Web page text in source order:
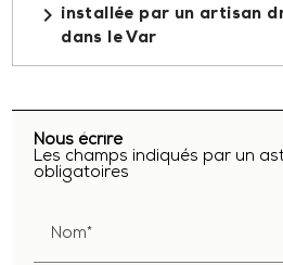
navigate_next installée par un artisan
dans le Var
Nous écrire
Les champs indiqués par un
obligatoires
Nom*